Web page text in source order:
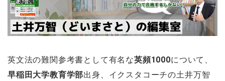
英文法の難関参考書として有名な英頻1000について、
早稲田大学教育学部出身、イクスタコーチの土井万智